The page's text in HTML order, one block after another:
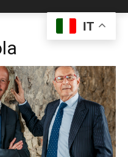
IT